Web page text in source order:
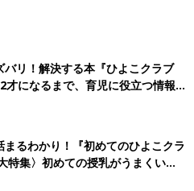
バリ！解決する本『ひよこクラブ
になるまで、育児に役立つ情報が
まるわかり！『初めてのひよこクラ
特集〉初めての授乳がうまくい
ルクの基本と夏のトラブル 解決テ